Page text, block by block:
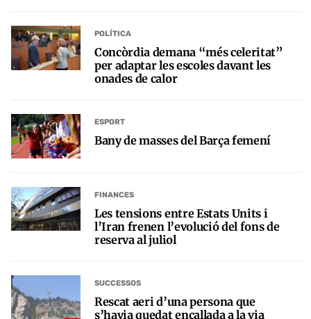
POLÍTICA
Concòrdia demana “més celeritat”
per adaptar les escoles davant les
onades de calor
ESPORT
Bany de masses del Barça femení
FINANCES
Les tensions entre Estats Units i
l’Iran frenen l’evolució del fons de
reserva al juliol
SUCCESSOS
Rescat aeri d’una persona que
s’havia quedat encallada a la via